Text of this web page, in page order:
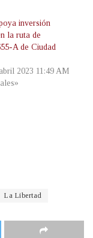
inversión
la ruta de
A de Ciudad
2023 11:49 AM
La Libertad